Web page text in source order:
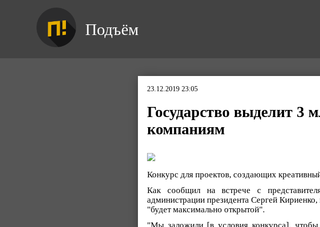
Подъём
23.12.2019 23:05
Государство выделит 3
компаниям
Конкурс для проектов, создающих
Как сообщил на встрече с
администрации президента Сергей
"будет максимально открытой".